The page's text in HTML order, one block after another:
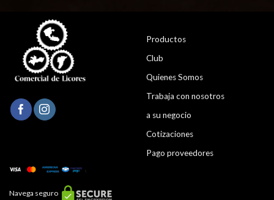
Navega seguro
Productos
Club
Quienes Somos
Trabaja con nosotros
a su negocio
Cotizaciones
Pago proveedores